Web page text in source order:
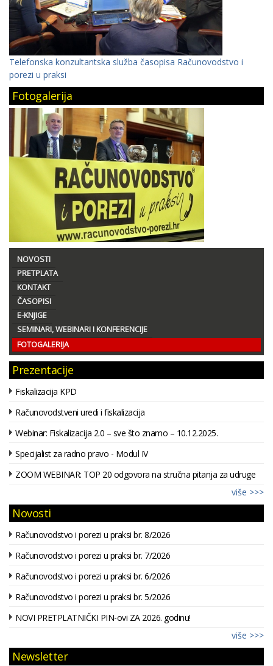
Telefonska konzultantska služba časopisa Računovodstvo i
porezi u praksi
Fotogalerija
NOVOSTI
PRETPLATA
KONTAKT
ČASOPISI
E-KNJIGE
SEMINARI, WEBINARI I KONFERENCIJE
FOTOGALERIJA
Prezentacije
Fiskalizacija KPD
Računovodstveni uredi i fiskalizacija
Webinar: Fiskalizacija 2.0 – sve što znamo – 10.12.2025.
Specijalist za radno pravo - Modul IV
ZOOM WEBINAR: TOP 20 odgovora na stručna pitanja za udruge
više >>>
Novosti
Računovodstvo i porezi u praksi br. 8/2026
Računovodstvo i porezi u praksi br. 7/2026
Računovodstvo i porezi u praksi br. 6/2026
Računovodstvo i porezi u praksi br. 5/2026
NOVI PRETPLATNIČKI PIN-ovi ZA 2026. godinu!
više >>>
Newsletter